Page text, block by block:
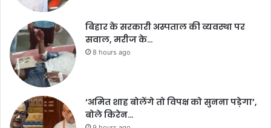
बिहार के सरकारी अस्पताल की व्यवस्था पर
सवाल, मरीज के…
8 hours ago
‘अमित शाह बोलेंगे तो विपक्ष को सुनना पड़ेगा’,
बोले किरेन…